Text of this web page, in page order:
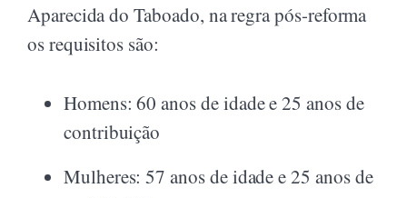
Aparecida do Taboado, na regra pós-reforma
os requisitos são:
Homens: 60 anos de idade e 25 anos de
contribuição
Mulheres: 57 anos de idade e 25 anos de